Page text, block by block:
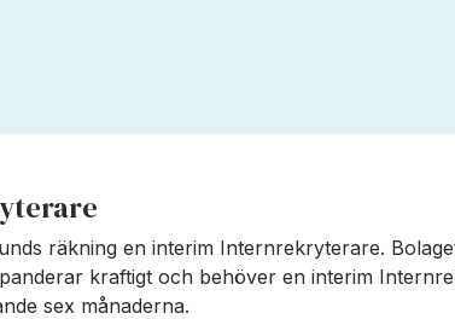
räkning en interim Internrekryterare.
kraftigt och behöver en interim
sex månaderna.